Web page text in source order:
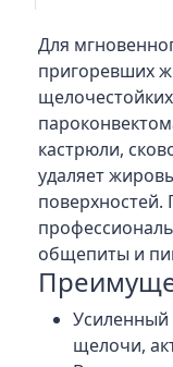
Для
пригоревших
кастрюли,
удаляет
поверхностей.
общепиты и
Усиленный
щелочи,